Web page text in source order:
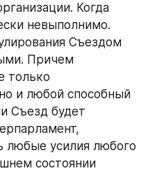
Когда
невыполнимо.
Съездом
Причем
только
и любой способный
Съезд будет
любые усилия любого
состоянии